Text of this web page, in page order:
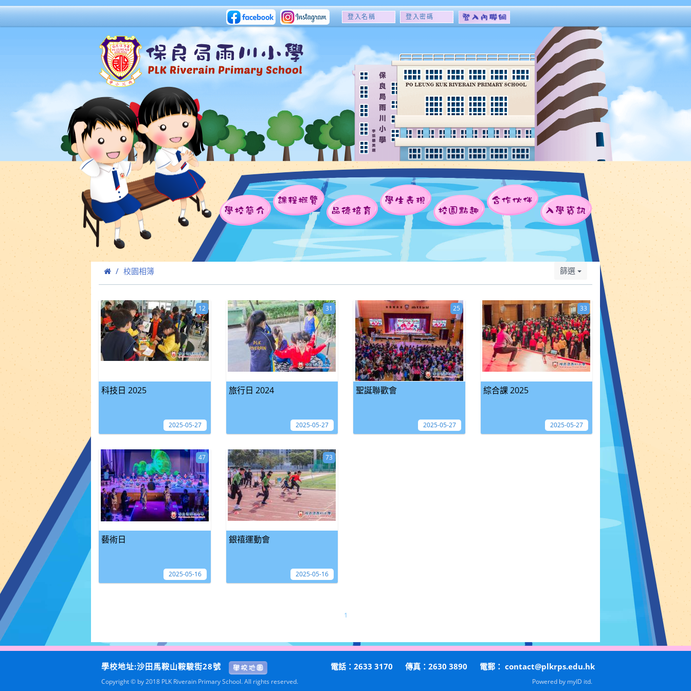
登
名
稱
登
密
碼
學校簡介
課程概覽
品德培育
學生表現
校園點趣
合作伙伴
入學資訊
校園相簿 篩選
科技日 2025
12
2025-05-27
旅行日 2024
31
2025-05-27
聖誕聯歡會
25
2025-05-27
綜合課 2025
33
2025-05-27
藝術日
47
2025-05-16
銀禧運動會
73
2025-05-16
1
學校地址:沙田馬鞍山鞍駿街28號 電話：2633 3170 傳真：2630 3890 電郵： contact@plkrps.edu.hk
Copyright © by 2018 PLK Riverain Primary School. All rights reserved. Powered by myID itd.